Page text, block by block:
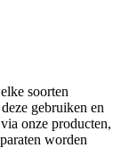
soorten
gebruiken en
onze producten,
worden